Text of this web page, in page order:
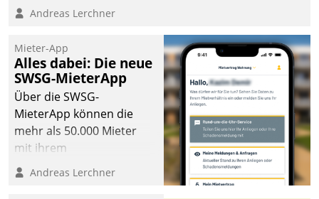
Andreas Lerchner
Mieter-App
Alles dabei: Die neue
SWSG-MieterApp
Über die SWSG-
MieterApp können die
mehr als 50.000 Mieter
mit ihrem
Wohnungsunternehmen
kommunizieren, auf dem
Andreas Lerchner